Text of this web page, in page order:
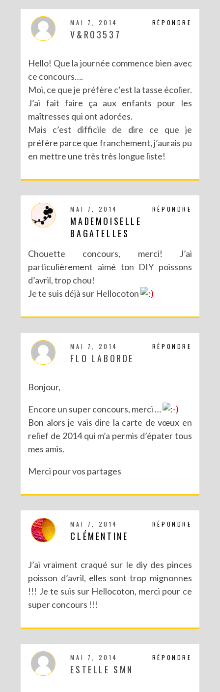
RÉPONDRE
MAI 7, 2014
V&RO3537
Hello! Que la journée commence bien avec
ce concours….
Moi, ce que je préfère c’est la tasse écolier.
J’ai fait faire ça aux enfants pour les
maîtresses qui ont adorées.
Mais c’est difficile de dire ce que je
préfère parce que franchement, j’aurais pu
en mettre une très très longue liste!
RÉPONDRE
MAI 7, 2014
MADEMOISELLE
BAGATELLES
Chouette concours, merci! J’ai
particulièrement aimé ton DIY poissons
d’avril, trop chou!
Je te suis déjà sur Hellocoton
RÉPONDRE
MAI 7, 2014
FLO LABORDE
Bonjour,
Encore un super concours, merci …
Bon alors je vais dire la carte de vœux en
relief de 2014 qui m’a permis d’épater tous
mes amis.
Merci pour vos partages
RÉPONDRE
MAI 7, 2014
CLÉMENTINE
J’ai vraiment craqué sur le diy des pinces
poisson d’avril, elles sont trop mignonnes
!!! Je te suis sur Hellocoton, merci pour ce
super concours !!!
RÉPONDRE
MAI 7, 2014
ESTELLE SMN